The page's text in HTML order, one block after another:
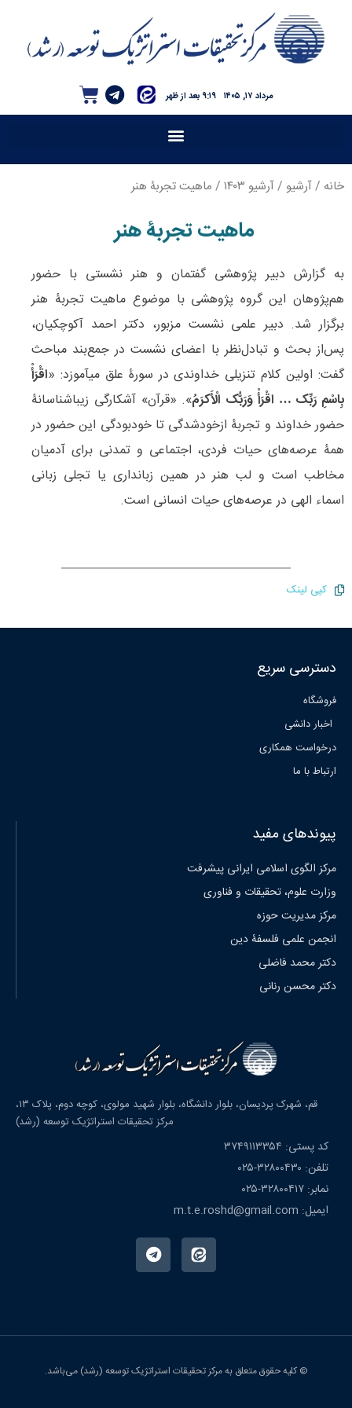
۹:۱۹ بعد از ظهر مرداد ۱۷, ۱۴۰۵
خانه /آرشیو /آرشیو ۱۴۰۳ / ماهیت تجربۀ هنر
ماهیت تجربۀ هنر
به گزارش دبیر پژوهشی گفتمان و هنر نشستی با حضور
هم‌پژوهان این گروه پژوهشی با موضوع ماهیت تجربۀ هنر
برگزار شد. دبیر علمی نشست مزبور، دکتر احمد آکوچکیان،
پس‌از بحث و تبادل‌نظر با اعضای نشست در جمع‌بند مباحث
گفت: اولین کلام تنزیلی خداوندی در سورۀ علق می‎آموزد: «
اقْرَأْ
بِاسْمِ رَبِّک … اقْرَأْ وَرَبُّک الْأَکرَمُ». «قرآن» آشکارگی زیباشناسانۀ
حضور خداوند و تجربۀ ازخودشدگی تا خودبودگی این حضور در
همۀ عرصه‌‌های حیات فردی، اجتماعی و تمدنی برای آدمیان
مخاطب است و لب هنر در همین زبانداری یا تجلی زبانی
اسماء الهی در عرصه‌‌های حیات انسانی است.
کپی لینک
دسترسی سریع
فروشگاه
اخبار دانشی
درخواست همکاری
ارتباط با ما
پیوندهای مفید
مرکز الگوی اسلامی ایرانی پیشرفت
وزارت علوم، تحقیقات و فناوری
مرکز مدیریت حوزه
انجمن علمی فلسفۀ دین
دکتر محمد فاضلی
دکتر محسن رنانی
قم، شهرک پردیسان، بلوار دانشگاه، بلوار شهید مولوی، کوچه دوم، پلاک ۱۳،
مرکز تحقیقات استراتژیک توسعه (رشد)
کد پستی: ۳۷۴۹۱۱۳۳۵۴
تلفن: ۳۲۸۰۰۴۳۰-۰۲۵
نمابر: ۳۲۸۰۰۴۱۷-۰۲۵
ایمیل: m.t.e.roshd@gmail.com
© کلیه حقوق متعلق به مرکز تحقیقات استراتژیک توسعه (رشد) می‌باشد.